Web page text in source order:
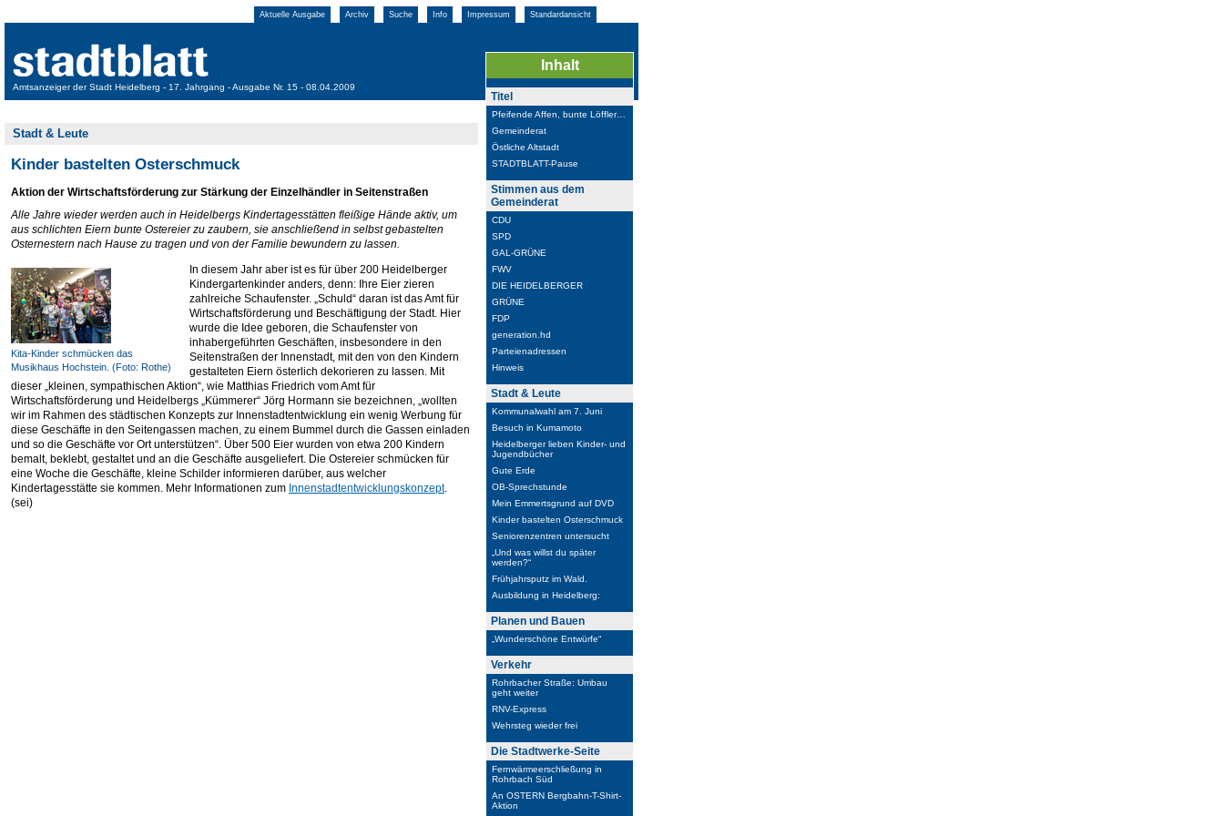
Aktuelle Ausgabe Archiv Suche Info Impressum Standardansicht
Amtsanzeiger der Stadt Heidelberg - 17. Jahrgang - Ausgabe Nr. 15 - 08.04.2009
Stadt & Leute
Kinder bastelten Osterschmuck
Aktion der Wirtschaftsförderung zur Stärkung der Einzelhändler in Seitenstraßen
Alle Jahre wieder werden auch in Heidelbergs Kindertagesstätten fleißige Hände aktiv, um
aus schlichten Eiern bunte Ostereier zu zaubern, sie anschließend in selbst gebastelten
Osternestern nach Hause zu tragen und von der Familie bewundern zu lassen.
Kita-Kinder schmücken das
Musikhaus Hochstein. (Foto: Rothe)
In diesem Jahr aber ist es für über 200 Heidelberger
Kindergartenkinder anders, denn: Ihre Eier zieren
zahlreiche Schaufenster. „Schuld“ daran ist das Amt für
Wirtschaftsförderung und Beschäftigung der Stadt. Hier
wurde die Idee geboren, die Schaufenster von
inhabergeführten Geschäften, insbesondere in den
Seitenstraßen der Innenstadt, mit den von den Kindern
gestalteten Eiern österlich dekorieren zu lassen. Mit
dieser „kleinen, sympathischen Aktion“, wie Matthias Friedrich vom Amt für
Wirtschaftsförderung und Heidelbergs „Kümmerer“ Jörg Hormann sie bezeichnen, „wollten
wir im Rahmen des städtischen Konzepts zur Innenstadtentwicklung ein wenig Werbung für
diese Geschäfte in den Seitengassen machen, zu einem Bummel durch die Gassen einladen
und so die Geschäfte vor Ort unterstützen“. Über 500 Eier wurden von etwa 200 Kindern
bemalt, beklebt, gestaltet und an die Geschäfte ausgeliefert. Die Ostereier schmücken für
eine Woche die Geschäfte, kleine Schilder informieren darüber, aus welcher
Kindertagesstätte sie kommen. Mehr Informationen zum Innenstadtentwicklungskonzept.
(sei)
Inhalt
Titel
Pfeifende Affen, bunte Löffler…
Gemeinderat
Östliche Altstadt
STADTBLATT-Pause
Stimmen aus dem
Gemeinderat
CDU
SPD
GAL-GRÜNE
FWV
DIE HEIDELBERGER
GRÜNE
FDP
generation.hd
Parteienadressen
Hinweis
Stadt & Leute
Kommunalwahl am 7. Juni
Besuch in Kumamoto
Heidelberger lieben Kinder- und
Jugendbücher
Gute Erde
OB-Sprechstunde
Mein Emmertsgrund auf DVD
Kinder bastelten Osterschmuck
Seniorenzentren untersucht
„Und was willst du später
werden?“
Frühjahrsputz im Wald.
Ausbildung in Heidelberg:
Planen und Bauen
„Wunderschöne Entwürfe“
Verkehr
Rohrbacher Straße: Umbau
geht weiter
RNV-Express
Wehrsteg wieder frei
Die Stadtwerke-Seite
Fernwärmeerschließung in
Rohrbach Süd
An OSTERN Bergbahn-T-Shirt-
Aktion